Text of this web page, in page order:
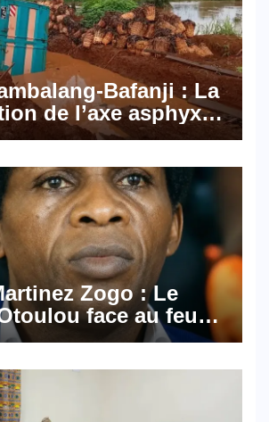
Bafanji : La
de l’axe asphyxie
économiques
Zogo : Le
face au feu
avocats de la